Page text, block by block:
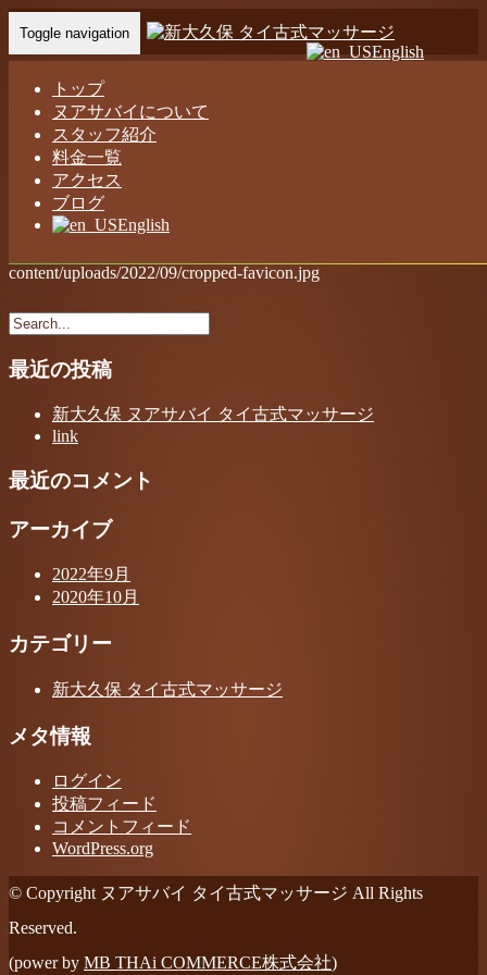
English
Toggle navigation
トップ
ヌアサバイについて
スタッフ紹介
料金一覧
アクセス
ブログ
English
cropped-favicon.jpg
Home --cro…
https://nualsabai-thaimassage.com/wp-
content/uploads/2022/09/cropped-favicon.jpg
最近の投稿
新大久保 ヌアサバイ タイ古式マッサージ
link
最近のコメント
アーカイブ
2022年9月
2020年10月
カテゴリー
新大久保 タイ古式マッサージ
メタ情報
ログイン
投稿フィード
コメントフィード
WordPress.org
© Copyright ヌアサバイ タイ古式マッサージ All Rights
Reserved.
(power by MB THAi COMMERCE株式会社)